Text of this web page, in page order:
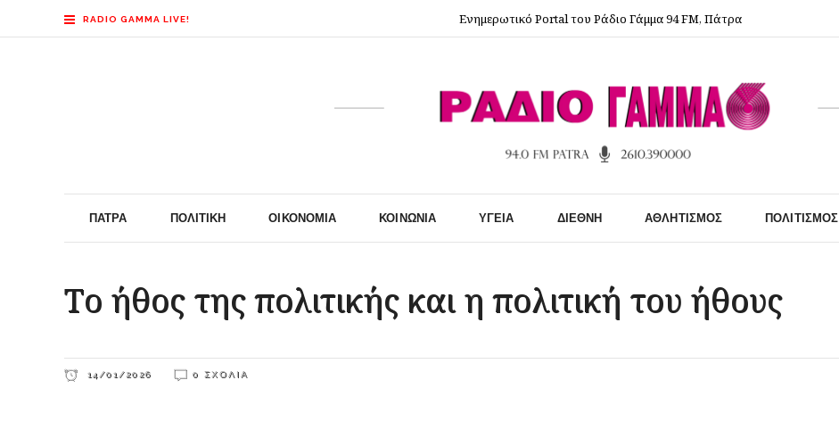
RADIO GAMMA LIVE! Ενημερωτικό Portal του Ράδιο Γάμμα 94 FM, Πάτρα
ΠΆΤΡΑ ΠΟΛΙΤΙΚΉ ΟΙΚΟΝΟΜΊΑ ΚΟΙΝΩΝΊΑ ΥΓΕΊΑ ΔΙΕΘΝΉ ΑΘΛΗΤΙΣΜΌΣ ΠΟΛΙΤΙΣΜΌΣ
Tο ήθος της πολιτικής και η πολιτική του ήθους
14/01/2026 0 ΣΧΌΛΙΑ